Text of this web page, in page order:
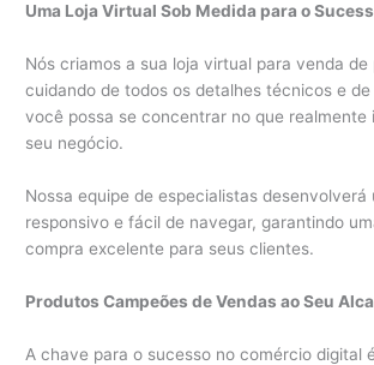
Uma Loja Virtual Sob Medida para o
Nós criamos a sua loja virtual para venda de
cuidando de todos os detalhes técnicos e de
você possa se concentrar no que realmente
seu negócio.
Nossa equipe de especialistas
responsivo e fácil de navegar, garantindo
compra excelente para seus clientes.
Produtos Campeões de Vendas ao Seu
A chave para o sucesso no comércio digital